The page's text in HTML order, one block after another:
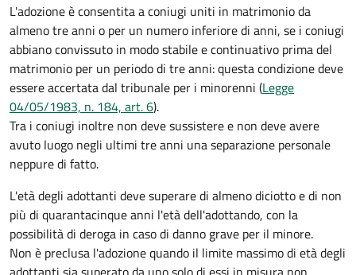
L'adozione è consentita a coniugi uniti in matrimonio da
almeno tre anni o per un numero inferiore di anni, se i coniugi
abbiano convissuto in modo stabile e continuativo prima del
matrimonio per un periodo di tre anni: questa condizione deve
essere accertata dal tribunale per i minorenni (Legge
04/05/1983, n. 184, art. 6).
Tra i coniugi inoltre non deve sussistere e non deve avere
avuto luogo negli ultimi tre anni una separazione personale
neppure di fatto.
L'età degli adottanti deve superare di almeno diciotto e di non
più di quarantacinque anni l'età dell'adottando, con la
possibilità di deroga in caso di danno grave per il minore.
Non è preclusa l'adozione quando il limite massimo di età degli